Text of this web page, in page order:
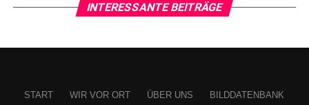
INTERESSANTE BEITRÄGE
START WIR VOR ORT ÜBER UNS BILDDATENBANK